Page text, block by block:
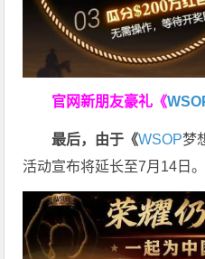
官网新朋友豪礼 《
最后，由于《WSOP梦
活动宣布将延长至7月14日。